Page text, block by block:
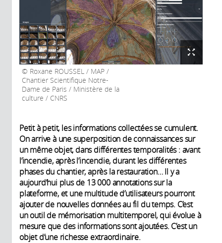
Roxane ROUSSEL / MAP /
Chantier Scientifique Notre-
Dame de Paris / Ministère de la
culture / CNRS
Petit à petit, les informations collectées se cumulent.
On arrive à une superposition de connaissances sur
un même objet, dans différentes temporalités : avant
l’incendie, après l’incendie, durant les différentes
phases du chantier, après la restauration… Il y a
aujourd’hui plus de 13 000 annotations sur la
plateforme, et une multitude d’utilisateurs pourront
ajouter de nouvelles données au fil du temps. C’est
un outil de mémorisation multitemporel, qui évolue à
mesure que des informations sont ajoutées. C’est un
objet d’une richesse extraordinaire.